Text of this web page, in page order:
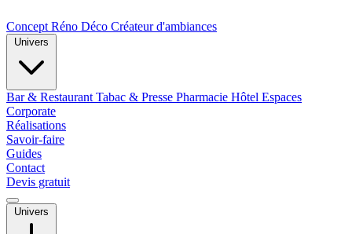
Concept Réno Déco Créateur d'ambiances
Bar & Restaurant Tabac & Presse Pharmacie Hôtel Espaces
Corporate
Réalisations
Savoir-faire
Guides
Contact
Devis gratuit
Univers